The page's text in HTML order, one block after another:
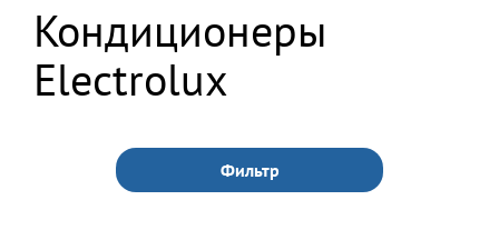
Кондиционеры
Electrolux
Фильтр